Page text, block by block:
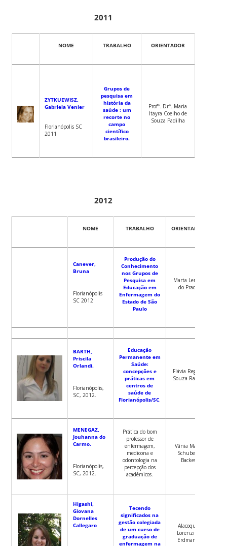
2011
NOME TRABALHO ORIENTADOR
ZYTKUEWISZ,
Gabriela Venier
Florianópolis SC
2011
Grupos de
pesquisa em
história da
saúde : um
recorte no
campo
científico
brasileiro.
Profª. Drª. Maria
Itayra Coelho de
Souza Padilha
2012
NOME TRABALHO ORIENTADOR
Canever,
Bruna
Florianópolis
SC 2012
Produção do
Conhecimento
nos Grupos de
Pesquisa em
Educação em
Enfermagem do
Estado de São
Paulo
Marta Lenise
do Prado
BARTH,
Priscila
Orlandi.
Florianópolis,
SC, 2012.
Educação
Permanente em
Saúde:
concepções e
práticas em
centros de
saúde de
Florianópolis/SC
Flávia Regina
Souza Ramos
MENEGAZ,
Jouhanna do
Carmo.
Florianópolis,
SC, 2012.
Prática do bom
professor de
enfermagem,
medicona e
odontologia na
percepção dos
acadêmicos.
Vânia Marli
Schubert
Backes
Higashi,
Giovana
Dornelles
Callegaro
Tecendo
significados na
gestão colegiada
de um curso de
graduação de
enfermagem na
Alacoque
Lorenzini
Erdmann